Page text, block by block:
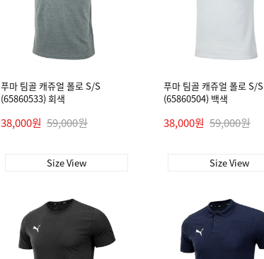
푸마 팀골 캐쥬얼 폴로 S/S
(65860533) 회색
38,000원 59,000원
Size View
푸마 팀골 캐쥬얼 폴로 S/S
(65860504) 백색
38,000원 59,000원
Size View